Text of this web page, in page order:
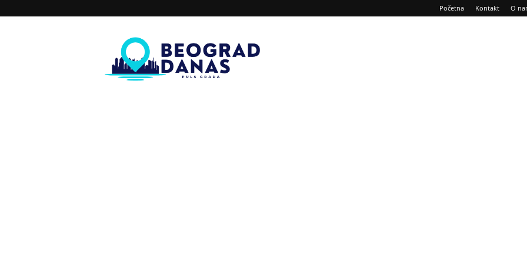
Početna Kontakt O
Beograd
Danas